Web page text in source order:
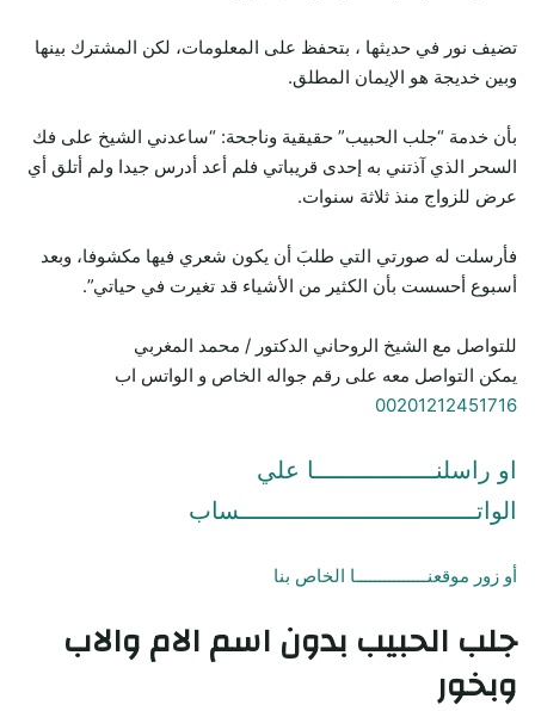
تضيف نور في حديثها ، بتحفظ على المعلومات، لكن المشترك بينها
وبين خديجة هو الإيمان المطلق.
بأن خدمة “جلب الحبيب” حقيقية وناجحة: “ساعدني الشيخ على فك
السحر الذي آذتني به إحدى قريباتي فلم أعد أدرس جيدا ولم أتلق أي
عرض للزواج منذ ثلاثة سنوات.
فأرسلت له صورتي التي طلبَ أن يكون شعري فيها مكشوفا، وبعد
أسبوع أحسست بأن الكثير من الأشياء قد تغيرت في حياتي”.
للتواصل مع الشيخ الروحاني الدكتور / محمد المغربي
يمكن التواصل معه على رقم جواله الخاص و الواتس اب
00201212451716
او راسلنـــــــــــــــــا علي
الواتـــــــــــــــــــــــــــــــــساب
أو زور موقعنـــــــــــــــا الخاص بنا
جلب الحبيب بدون اسم الام والاب
وبخور